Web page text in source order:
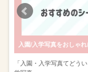
「入園・入学写真てどう